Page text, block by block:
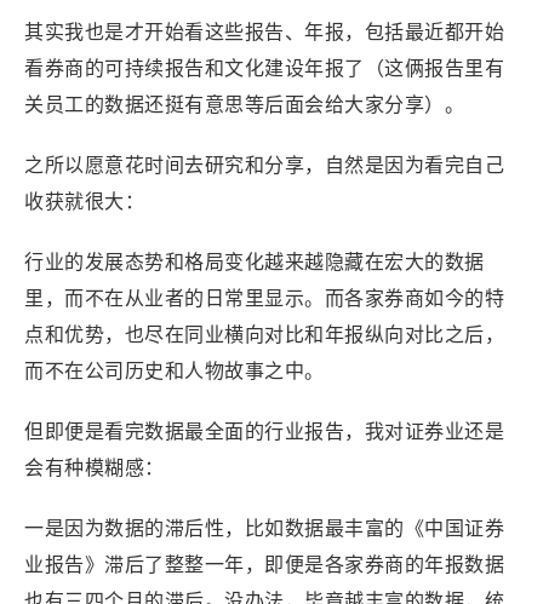
其实我也是才开始看这些报告、年报，包括最近都开始
看券商的可持续报告和文化建设年报了（这俩报告里有
关员工的数据还挺有意思等后面会给大家分享）。
之所以愿意花时间去研究和分享，自然是因为看完自己
收获就很大：
行业的发展态势和格局变化越来越隐藏在宏大的数据
里，而不在从业者的日常里显示。而各家券商如今的特
点和优势，也尽在同业横向对比和年报纵向对比之后，
而不在公司历史和人物故事之中。
但即便是看完数据最全面的行业报告，我对证券业还是
会有种模糊感：
一是因为数据的滞后性，比如数据最丰富的《中国证券
业报告》滞后了整整一年，即便是各家券商的年报数据